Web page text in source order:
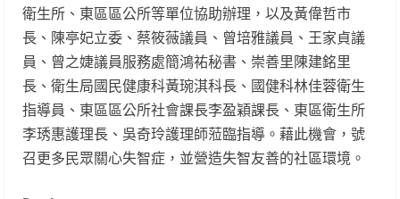
衛生所、東區區公所等單位協助辦理，以及黃偉哲市
長、陳亭妃立委、蔡筱薇議員、曾培雅議員、王家貞議
員、曾之婕議員服務處簡鴻祐秘書、崇善里陳建銘里
長、衛生局國民健康科黃琬淇科長、國健科林佳蓉衛生
指導員、東區區公所社會課長李盈穎課長、東區衛生所
李琇惠護理長、吳奇玲護理師蒞臨指導。藉此機會，號
召更多民眾關心失智症，並營造失智友善的社區環境。